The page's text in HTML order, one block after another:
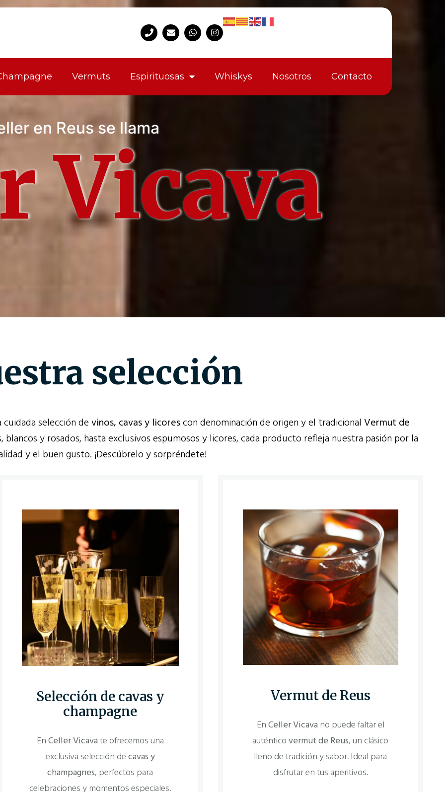
Vermuts Espirituosas Whiskys Nosotros Contacto
en Reus se llama
Vicava
selección
selección devinos, cavas y licorescon denominación de origen y el tradicional Vermut de
blancos y rosados, hasta exclusivos espumosos y licores, cada producto refleja nuestra pasión por la
y el buen gusto. ¡Descúbrelo y sorpréndete!
Selección de cavas y
champagne
EnCeller Vicavate ofrecemos una
exclusiva selección decavas y
champagnes, perfectos para
celebraciones y momentos especiales.
Vermut de Reus
EnCeller Vicava no puede faltar el
auténticovermut de Reus, un clásico
lleno de tradición y sabor. Ideal para
disfrutar en tus aperitivos.